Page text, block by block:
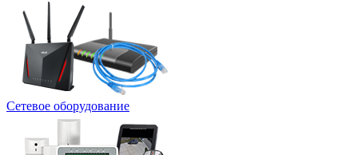
Сетевое оборудование